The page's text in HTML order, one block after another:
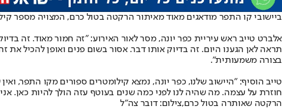
ביישובי קו התפר מודאגים מאוד מאיתור הרקטה בטול כרם, המצויה מספר
תראה לאן הגענו היום. זה בדיוק אותו דבר. אסור בשום פנים ואופן להכיל את
בצורה משמעותית".
טייב הוסיף: "היישוב שלנו, כפר יונה, נמצא קילומטרים ספורים מקו התפר,
חוזרת על עצמה. מה שהיה לנו לפני כמה שנים בעוטף עזה הולך להיות כאן.
הרקטה שאותרה בטול כרם,צילום: דובר צה"ל